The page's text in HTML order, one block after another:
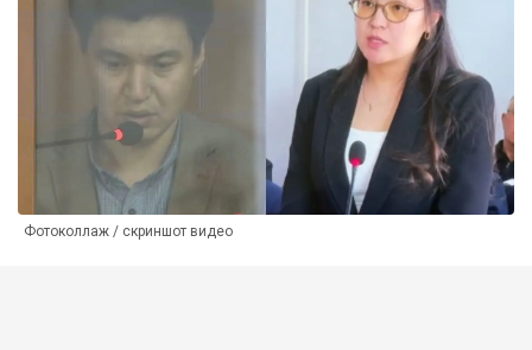
Фотоколлаж / скриншот видео